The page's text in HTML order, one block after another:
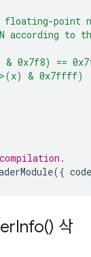
point
according to
& 0x7f8) ==
& 0x7ffff)
({ code
Info() 삭